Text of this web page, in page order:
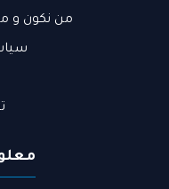
من نكون و